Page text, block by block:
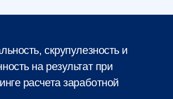
скрупулезность и
на результат при
расчета заработной